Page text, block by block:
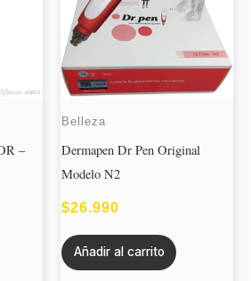
–
Belleza
Dermapen Dr Pen Original
Modelo N2
$26.990
Añadir al carrito